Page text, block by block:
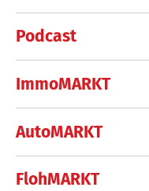
Podcast
ImmoMARKT
AutoMARKT
FlohMARKT